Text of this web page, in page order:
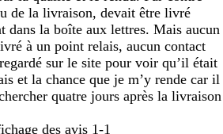
de la livraison, devait être livré
dans la boîte aux lettres. Mais aucun
à un point relais, aucun contact
sur le site pour voir qu’il était
et la chance que je m’y rende car il
quatre jours après la livraison
des avis 1-1